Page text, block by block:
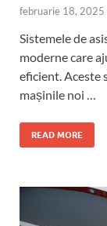
februarie 18, 2025
Sistemele de
moderne care
eficient. Aceste
mașinile noi …
READ MORE